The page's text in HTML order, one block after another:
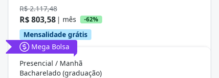
R$ 2.117,48
R$ 803,58 | mês -62%
Mensalidade grátis
Mega Bolsa
Presencial / Manhã
Bacharelado (graduação)